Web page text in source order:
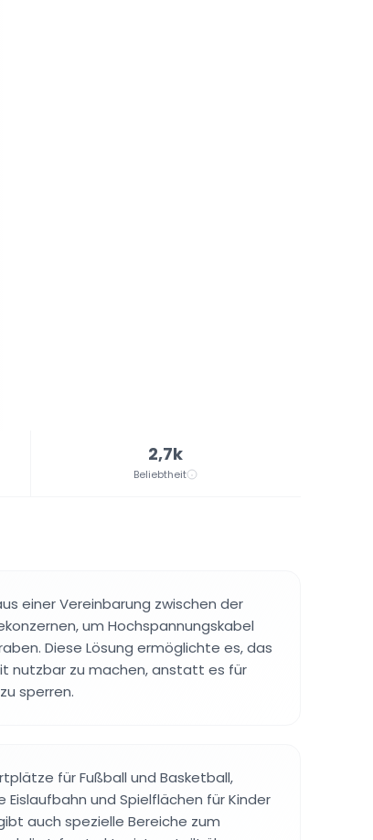
2,7k
Beliebtheit
einer Vereinbarung zwischen der
um Hochspannungskabel
Diese Lösung ermöglichte es, das
nutzbar zu machen, anstatt es für
sperren.
für Fußball und Basketball,
Eislaufbahn und Spielflächen für Kinder
auch spezielle Bereiche zum